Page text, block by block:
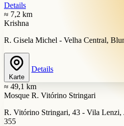
Details
≈ 7,2 km
Krishna
R. Gisela Michel - Velha Central,
Karte
Details
≈ 49,1 km
Mosque R. Vitórino Stringari
R. Vitórino Stringari, 43 - Vila Lenzi,
355